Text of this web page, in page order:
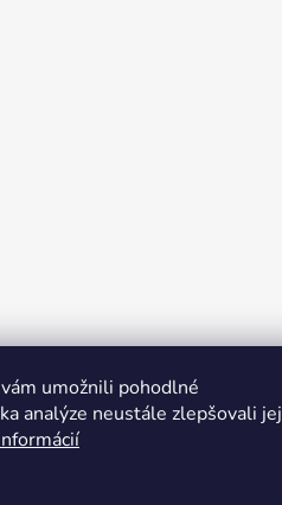
umožnili pohodlné
analýze neustále zlepšovali jej